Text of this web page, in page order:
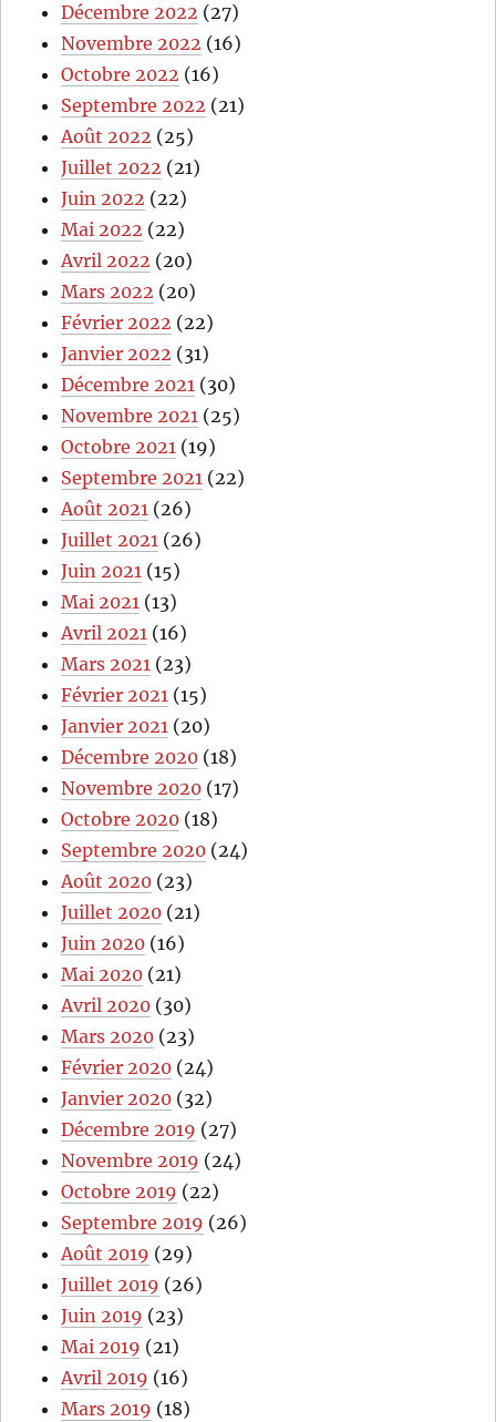
Décembre 2022 (27)
Novembre 2022 (16)
Octobre 2022 (16)
Septembre 2022 (21)
Août 2022 (25)
Juillet 2022 (21)
Juin 2022 (22)
Mai 2022 (22)
Avril 2022 (20)
Mars 2022 (20)
Février 2022 (22)
Janvier 2022 (31)
Décembre 2021 (30)
Novembre 2021 (25)
Octobre 2021 (19)
Septembre 2021 (22)
Août 2021 (26)
Juillet 2021 (26)
Juin 2021 (15)
Mai 2021 (13)
Avril 2021 (16)
Mars 2021 (23)
Février 2021 (15)
Janvier 2021 (20)
Décembre 2020 (18)
Novembre 2020 (17)
Octobre 2020 (18)
Septembre 2020 (24)
Août 2020 (23)
Juillet 2020 (21)
Juin 2020 (16)
Mai 2020 (21)
Avril 2020 (30)
Mars 2020 (23)
Février 2020 (24)
Janvier 2020 (32)
Décembre 2019 (27)
Novembre 2019 (24)
Octobre 2019 (22)
Septembre 2019 (26)
Août 2019 (29)
Juillet 2019 (26)
Juin 2019 (23)
Mai 2019 (21)
Avril 2019 (16)
Mars 2019 (18)